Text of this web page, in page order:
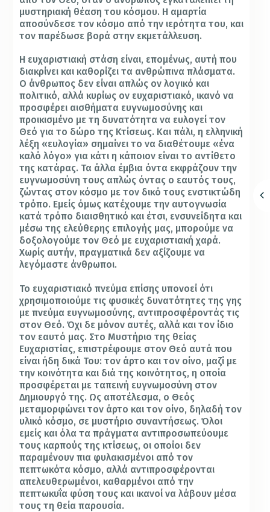
μυστηριακή θέαση του κόσμου. Η αμαρτία
αποσύνδεσε τον κόσμο από την ιερότητα του, και
τον παρέδωσε βορά στην εκμετάλλευση.
Η ευχαριστιακή στάση είναι, επομένως, αυτή που
διακρίνει και καθορίζει τα ανθρώπινα πλάσματα.
Ο άνθρωπος δεν είναι απλώς ον λογικό και
πολιτικό, αλλά κυρίως ον ευχαριστιακό, ικανό να
προσφέρει αισθήματα ευγνωμοσύνης και
προικισμένο με τη δυνατότητα να ευλογεί τον
Θεό για το δώρο της Κτίσεως. Και πάλι, η ελληνική
λέξη «ευλογία» σημαίνει το να διαθέτουμε «ένα
καλό λόγο» για κάτι η κάποιον είναι το αντίθετο
της κατάρας. Τα άλλα έμβια όντα εκφράζουν την
ευγνωμοσύνη τους απλώς όντας ο εαυτός τους,
ζώντας στον κόσμο με τον δικό τους ενστικτώδη
τρόπο. Εμείς όμως κατέχουμε την αυτογνωσία
κατά τρόπο διαισθητικό και έτσι, ενσυνείδητα και
μέσω της ελεύθερης επιλογής μας, μπορούμε να
δοξολογούμε τον Θεό με ευχαριστιακή χαρά.
Χωρίς αυτήν, πραγματικά δεν αξίζουμε να
λεγόμαστε άνθρωποι.
Το ευχαριστιακό πνεύμα επίσης υπονοεί ότι
χρησιμοποιούμε τις φυσικές δυνατότητες της γης
με πνεύμα ευγνωμοσύνης, αντιπροσφέροντάς τις
στον Θεό. Όχι δε μόνον αυτές, αλλά και τον ίδιο
τον εαυτό μας. Στο Μυστήριο της θείας
Ευχαριστίας, επιστρέφουμε στον Θεό αυτά που
είναι ήδη δικά Του: τον άρτο και τον οίνο, μαζί με
την κοινότητα και διά της κοινότητος, η οποία
προσφέρεται με ταπεινή ευγνωμοσύνη στον
Δημιουργό της. Ως αποτέλεσμα, ο Θεός
μεταμορφώνει τον άρτο και τον οίνο, δηλαδή τον
υλικό κόσμο, σε μυστήριο συναντήσεως. Όλοι
εμείς και όλα τα πράγματα αντιπροσωπεύουμε
τους καρπούς της κτίσεως, οι οποίοι δεν
παραμένουν πια φυλακισμένοι από τον
πεπτωκότα κόσμο, αλλά αντιπροσφέρονται
απελευθερωμένοι, καθαρμένοι από την
πεπτωκυΐα φύση τους και ικανοί να λάβουν μέσα
τους τη θεία παρουσία.